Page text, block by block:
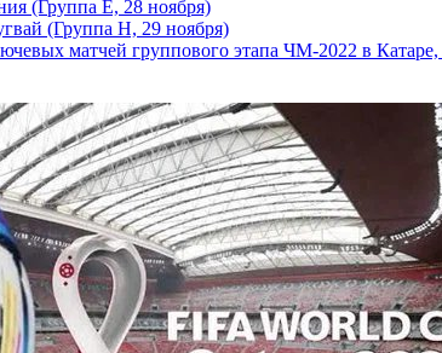
(Группа E, 28 ноября)
(Группа H, 29 ноября)
матчей группового этапа ЧМ-2022 в Катаре,